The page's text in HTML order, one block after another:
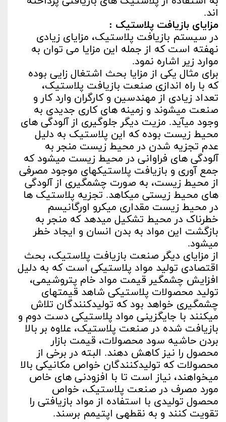
اند.
مزایای بازیافت پلاستیک :
در سیستم بازیافت پلاستیک، مزایای زیادی
نهفته است که از جمله این مزایا می توان به
موارد زیر اشاره نمود.
برای مثال یکی از مزایا بحث اشتغال­ زایی بوده
که با راه اندازی صنعت بازیافت پلاستیک،
تعداد زیادی از مهندسین و کارگران وارد کار و
صنعت می­شوند و زمینه های کاری جدیدی به
وجود می­آید. مزیت دیگر جلوگیری از آلودگی­ های
محیط زیست بوده که این پلاستیک به دلیل
عدم تجزیه شدن در محیط زیست منجر به
آلودگی های فراوانی در محیط زیست می­شود که
جمع آوری و بازیافت پلاستیک­های موجود مصرفی
از محیط زیست، به صورت چشمگیری از آلودگی
های محیط زیستی می­کاهد. تجزیه­ پلاستیک ها
در محیط زیست مقداری میکرو اورگانیسم
خطرناک در محیط تشکیل می­دهد که منجر به
بازگشت این مواد به بدن انسان و ایجاد خطر
می­شود.
از مزایای دیگر صنعت بازیافت پلاستیک، بحث
اقتصادی تولید مواد پلاستیکی است که به دلیل
افزایش چشمگیر قیمت مواد خام پتروشیمی،
تولید محصولات پلاستیکی شاهد قیمت­های
چشمگیری خواهد بود که تولیدکنندگان تلاش
می­کنند با جایگزینی مواد پلاستیکی دست دوم و
بازیافت شده در صنعت پلاستیک، علاوه بر بالا
بردن حاشیه سود محصولات، قیمت بازار
محصول را نیز کاهش دهند. البته در برخی از
محصولات که تولیدکنندگان خواص مکانیکی بالا
می­خواهند، نیاز است تا با افزودنی های خاص
مورد مصرف در صنعت پلاستیک، خواص
محصول تولیدی با استفاده از مواد بازیافتی را
تقویت کنند و به نقطه­ی اپتیمم برسند.